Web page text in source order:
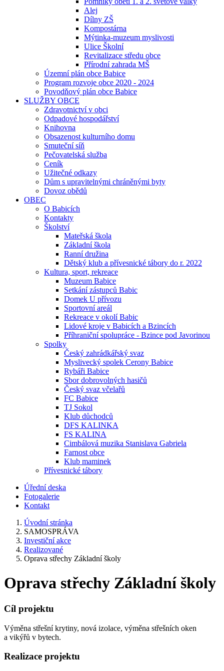
Alej
Dílny ZŠ
Kompostárna
Mýtinka-muzeum myslivosti
Ulice Školní
Revitalizace středu obce
Přírodní zahrada MŠ
Územní plán obce Babice
Program rozvoje obce 2020 - 2024
Povodňový plán obce Babice
SLUŽBY OBCE
Zdravotnictví v obci
Odpadové hospodářství
Knihovna
Obsazenost kulturního domu
Smuteční síň
Pečovatelská služba
Ceník
Užitečné odkazy
Dům s upravitelnými chráněnými byty
Dovoz obědů
OBEC
O Babicích
Kontakty
Školství
Mateřská škola
Základní škola
Ranní družina
Dětský klub a přívesnické tábory do r. 2022
Kultura, sport, rekreace
Muzeum Babice
Setkání zástupců Babic
Domek U přívozu
Sportovní areál
Rekreace v okolí Babic
Lidové kroje v Babicích a Bzincích
Příhraniční spolupráce - Bzince pod Javorinou
Spolky
Český zahrádkářský svaz
Myslivecký spolek Cerony Babice
Rybáři Babice
Sbor dobrovolných hasičů
Český svaz včelařů
FC Babice
TJ Sokol
Klub důchodců
DFS KALINKA
FS KALINA
Cimbálová muzika Stanislava Gabriela
Farnost obce
Klub maminek
Přívesnické tábory
Úřední deska
Fotogalerie
Kontakt
Úvodní stránka
SAMOSPRÁVA
Investiční akce
Realizované
Oprava střechy Základní školy
Oprava střechy Základní školy
Cíl projektu
Výměna střešní krytiny, nová izolace, výměna střešních oken
a vikýřů v bytech.
Realizace projektu